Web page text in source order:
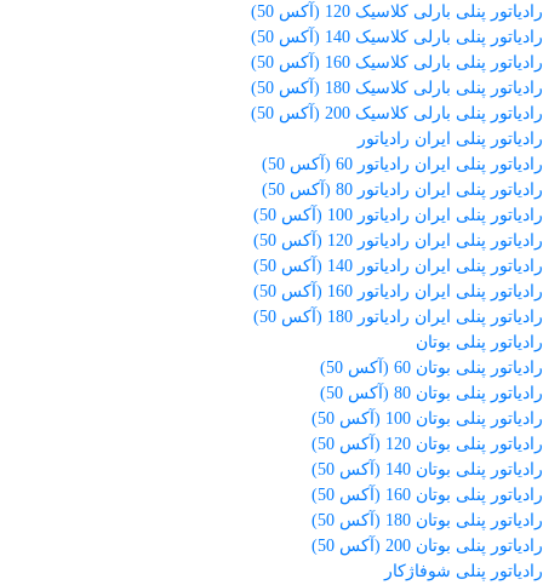
رادیاتور پنلی بارلی کلاسیک 120 (آکس 50)
رادیاتور پنلی بارلی کلاسیک 140 (آکس 50)
رادیاتور پنلی بارلی کلاسیک 160 (آکس 50)
رادیاتور پنلی بارلی کلاسیک 180 (آکس 50)
رادیاتور پنلی بارلی کلاسیک 200 (آکس 50)
رادیاتور پنلی ایران رادیاتور
رادیاتور پنلی ایران رادیاتور 60 (آکس 50)
رادیاتور پنلی ایران رادیاتور 80 (آکس 50)
رادیاتور پنلی ایران رادیاتور 100 (آکس 50)
رادیاتور پنلی ایران رادیاتور 120 (آکس 50)
رادیاتور پنلی ایران رادیاتور 140 (آکس 50)
رادیاتور پنلی ایران رادیاتور 160 (آکس 50)
رادیاتور پنلی ایران رادیاتور 180 (آکس 50)
رادیاتور پنلی بوتان
رادیاتور پنلی بوتان 60 (آکس 50)
رادیاتور پنلی بوتان 80 (آکس 50)
رادیاتور پنلی بوتان 100 (آکس 50)
رادیاتور پنلی بوتان 120 (آکس 50)
رادیاتور پنلی بوتان 140 (آکس 50)
رادیاتور پنلی بوتان 160 (آکس 50)
رادیاتور پنلی بوتان 180 (آکس 50)
رادیاتور پنلی بوتان 200 (آکس 50)
رادیاتور پنلی شوفاژکار